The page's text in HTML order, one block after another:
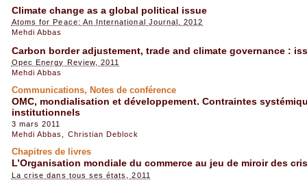
Climate change as a global political issue
Atoms for Peace: An International Journal, 2012
Mehdi Abbas
Carbon border adjustement, trade and climate governance :
Opec Energy Review, 2011
Mehdi Abbas
Communications, Notes de conférence
OMC, mondialisation et développement. Contraintes
institutionnels
3 mars 2011
Mehdi Abbas
Christian Deblock
Chapitres de livres
L’Organisation mondiale du commerce au jeu de miroir des
La crise dans tous ses états, 2011